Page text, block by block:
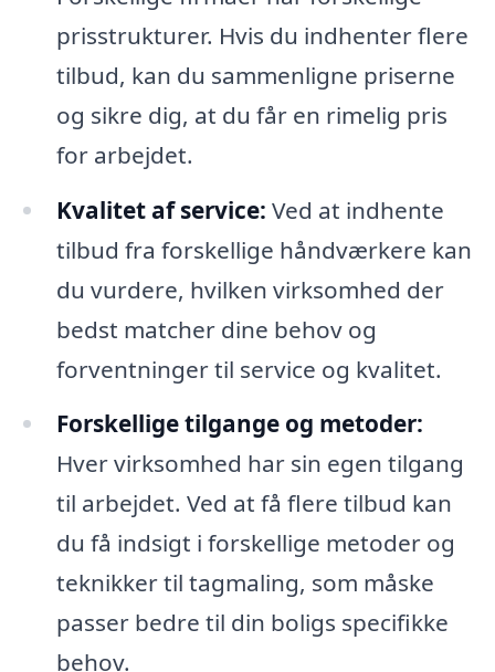
prisstrukturer. Hvis du indhenter flere
tilbud, kan du sammenligne priserne
og sikre dig, at du får en rimelig pris
for arbejdet.
Kvalitet af service: Ved at indhente
tilbud fra forskellige håndværkere kan
du vurdere, hvilken virksomhed der
bedst matcher dine behov og
forventninger til service og kvalitet.
Forskellige tilgange og metoder:
Hver virksomhed har sin egen tilgang
til arbejdet. Ved at få flere tilbud kan
du få indsigt i forskellige metoder og
teknikker til tagmaling, som måske
passer bedre til din boligs specifikke
behov.